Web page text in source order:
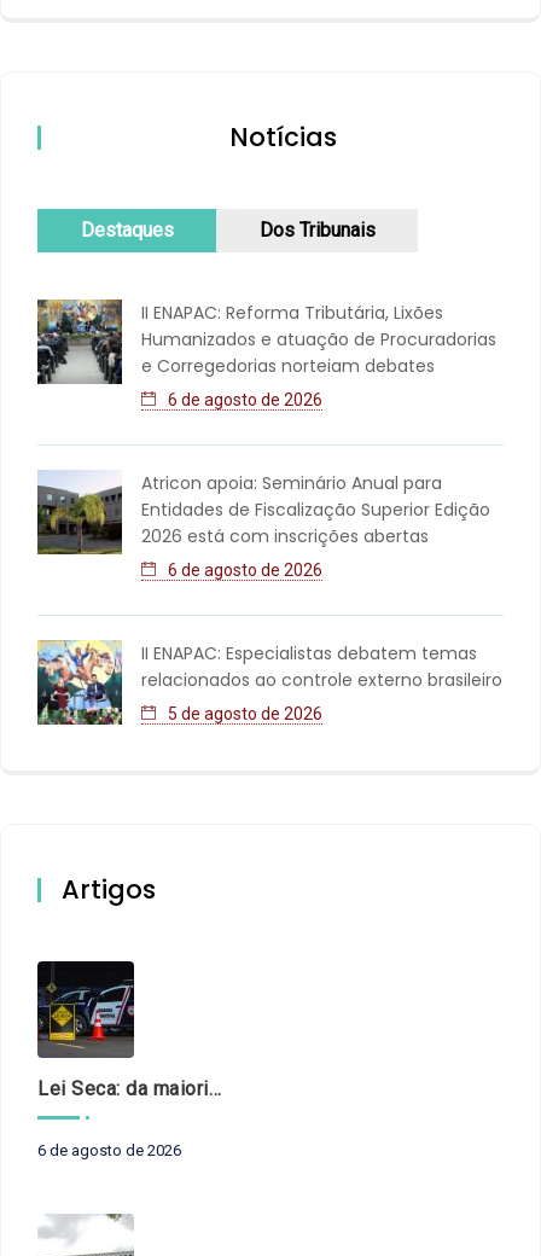
Notícias
Destaques Dos Tribunais
II ENAPAC: Reforma Tributária, Lixões
Humanizados e atuação de Procuradorias
e Corregedorias norteiam debates
6 de agosto de 2026
Atricon apoia: Seminário Anual para
Entidades de Fiscalização Superior Edição
2026 está com inscrições abertas
6 de agosto de 2026
II ENAPAC: Especialistas debatem temas
relacionados ao controle externo brasileiro
5 de agosto de 2026
Artigos
Lei Seca: da maioridade à maturidade
6 de agosto de 2026